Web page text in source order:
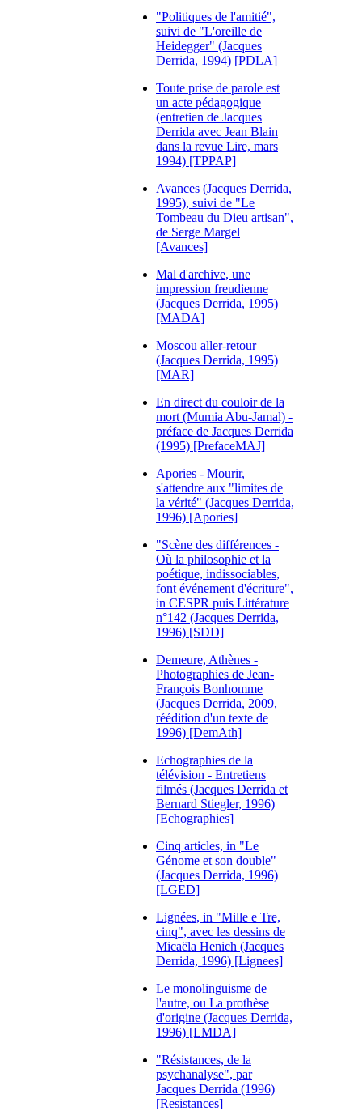
"Politiques de l'amitié",
suivi de "L'oreille de
Heidegger" (Jacques
Derrida, 1994) [PDLA]
Toute prise de parole est
un acte pédagogique
(entretien de Jacques
Derrida avec Jean Blain
dans la revue Lire, mars
1994) [TPPAP]
Avances (Jacques Derrida,
1995), suivi de "Le
Tombeau du Dieu artisan",
de Serge Margel
[Avances]
Mal d'archive, une
impression freudienne
(Jacques Derrida, 1995)
[MADA]
Moscou aller-retour
(Jacques Derrida, 1995)
[MAR]
En direct du couloir de la
mort (Mumia Abu-Jamal) -
préface de Jacques Derrida
(1995) [PrefaceMAJ]
Apories - Mourir,
s'attendre aux "limites de
la vérité" (Jacques Derrida,
1996) [Apories]
"Scène des différences -
Où la philosophie et la
poétique, indissociables,
font événement d'écriture",
in CESPR puis Littérature
n°142 (Jacques Derrida,
1996) [SDD]
Demeure, Athènes -
Photographies de Jean-
François Bonhomme
(Jacques Derrida, 2009,
réédition d'un texte de
1996) [DemAth]
Echographies de la
télévision - Entretiens
filmés (Jacques Derrida et
Bernard Stiegler, 1996)
[Echographies]
Cinq articles, in "Le
Génome et son double"
(Jacques Derrida, 1996)
[LGED]
Lignées, in "Mille e Tre,
cinq", avec les dessins de
Micaëla Henich (Jacques
Derrida, 1996) [Lignees]
Le monolinguisme de
l'autre, ou La prothèse
d'origine (Jacques Derrida,
1996) [LMDA]
"Résistances, de la
psychanalyse", par
Jacques Derrida (1996)
[Resistances]